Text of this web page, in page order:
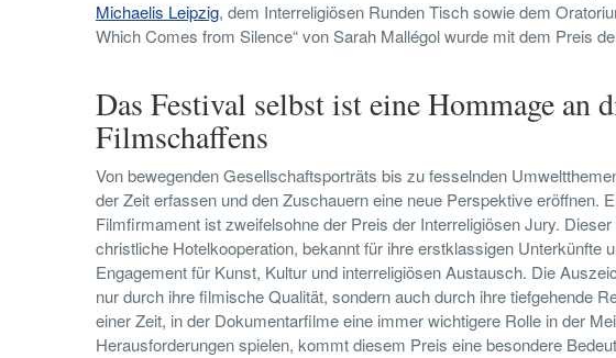
Michaelis Leipzig, dem Interreligiösen Runden Tisch sowie dem
Which Comes from Silence“ von Sarah Mallégol wurde mit dem Preis
Das Festival selbst ist eine Hommage an
Filmschaffens
Von bewegenden Gesellschaftsporträts bis zu fesselnden
der Zeit erfassen und den Zuschauern eine neue Perspektive eröffnen.
Filmfirmament ist zweifelsohne der Preis der Interreligiösen Jury.
christliche Hotelkooperation, bekannt für ihre erstklassigen Unterkünfte
Engagement für Kunst, Kultur und interreligiösen Austausch. Die
nur durch ihre filmische Qualität, sondern auch durch ihre tiefgehende
einer Zeit, in der Dokumentarfilme eine immer wichtigere Rolle in der
Herausforderungen spielen, kommt diesem Preis eine besondere